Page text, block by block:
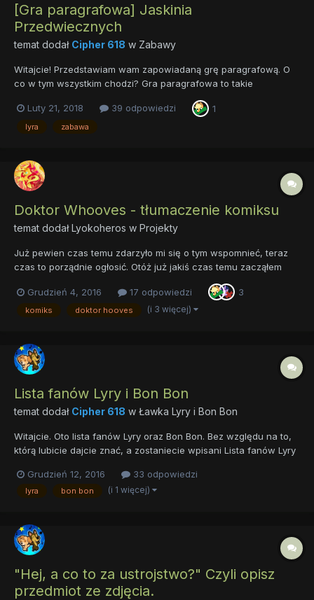
[Gra paragrafowa] Jaskinia
Przedwiecznych
temat dodał Cipher 618 w Zabawy
Witajcie! Przedstawiam wam zapowiadaną grę paragrafową. O
co w tym wszystkim chodzi? Gra paragrafowa to takie
tym przypadku Lyry. Każdy fragment będę kończył dając co
najmniej dwie opcje do wyboru (ruszyć w lewo, czy w prawo?).
Luty 21, 2018 39 odpowiedzi 1
lyra zabawa
Doktor Whooves - tłumaczenie komiksu
temat dodałLyokoheros w Projekty
Już pewien czas temu zdarzyło mi się o tym wspomnieć, teraz
czas to porządnie ogłosić. Otóż już jakiś czas temu zacząłem
Whooves". Komiks ten łączy dwa popularne w fandomie(ta nie
ma to jak taki świeżak jak ja wypowiadający się o tym co jest...
Grudzień 4, 2016 17 odpowiedzi 3
komiks doktor hooves (i 3 więcej)
Lista fanów Lyry i Bon Bon
temat dodał Cipher 618 w Ławka Lyry i Bon Bon
Witajcie. Oto lista fanów Lyry oraz Bon Bon. Bez względu na to,
którą lubicie dajcie znać, a zostaniecie wpisani Lista fanów Lyry
Grudzień 12, 2016
33 odpowiedzi
lyra bon bon (i 1 więcej)
"Hej, a co to za ustrojstwo?" Czyli opisz
przedmiot ze zdjęcia.